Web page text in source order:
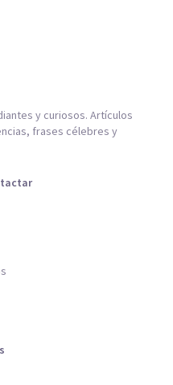
y curiosos. Artículos
frases célebres y